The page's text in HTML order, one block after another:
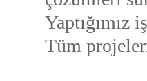
Yaptığımız
Tüm